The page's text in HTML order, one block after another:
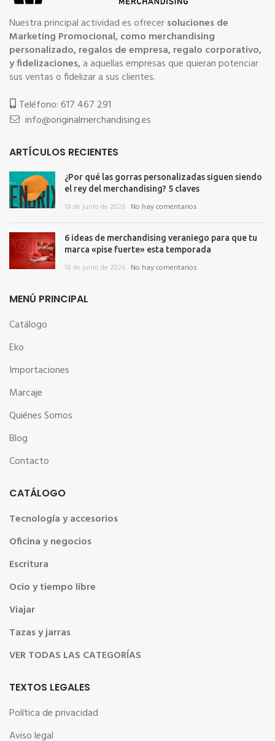
Nuestra principal actividad es ofrecersoluciones de
Marketing Promocional, como merchandising
personalizado, regalos de empresa, regalo corporativo,
y fidelizaciones,a aquellas empresas que quieran potenciar
sus ventas o fidelizar a sus clientes.
Teléfono: 617 467 291
info@originalmerchandising.es
ARTÍCULOS RECIENTES
¿Por qué las gorras personalizadas siguen siendo
el rey del merchandising? 5 claves
18 de junio de 2026 No hay comentarios
6 ideas de merchandising veraniego para que tu
marca «pise fuerte» esta temporada
18 de junio de 2026 No hay comentarios
MENÚ PRINCIPAL
Catálogo
Eko
Importaciones
Marcaje
Quiénes Somos
Blog
Contacto
CATÁLOGO
Tecnología y accesorios
Oficina y negocios
Escritura
Ocio y tiempo libre
Viajar
Tazas y jarras
VER TODAS LAS CATEGORÍAS
TEXTOS LEGALES
Política de privacidad
Aviso legal